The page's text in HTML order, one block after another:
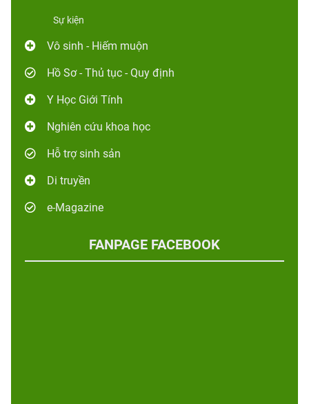
Sự kiện
Vô sinh - Hiếm muộn
Hồ Sơ - Thủ tục - Quy định
Y Học Giới Tính
Nghiên cứu khoa học
Hỗ trợ sinh sản
Di truyền
e-Magazine
FANPAGE FACEBOOK